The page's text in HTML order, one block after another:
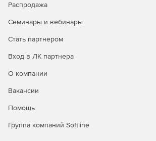
Распродажа
Семинары и вебинары
Стать партнером
Вход в ЛК партнера
О компании
Вакансии
Помощь
Группа компаний Softline